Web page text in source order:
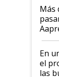
Más
En
el
las